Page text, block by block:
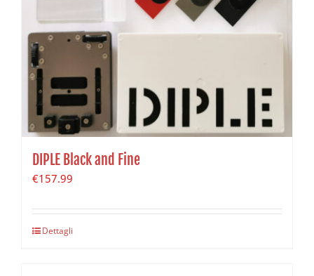
DIPLE Black and Fine
€157.99
Dettagli